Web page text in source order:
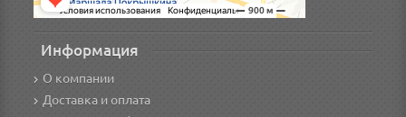
Информация
О компании
Доставка и оплата